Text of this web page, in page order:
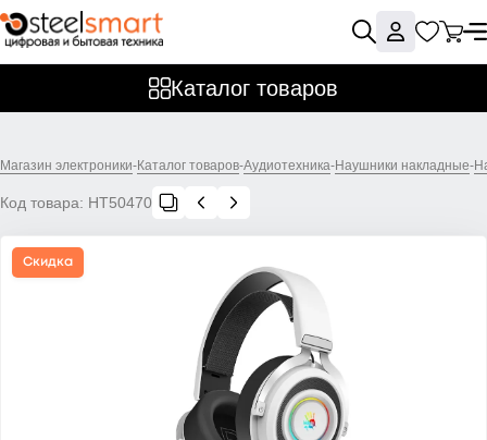
Каталог товаров
Магазин электроники-Каталог товаров-Аудиотехника-Наушники накладные-
Код товара: НТ50470
Скидка